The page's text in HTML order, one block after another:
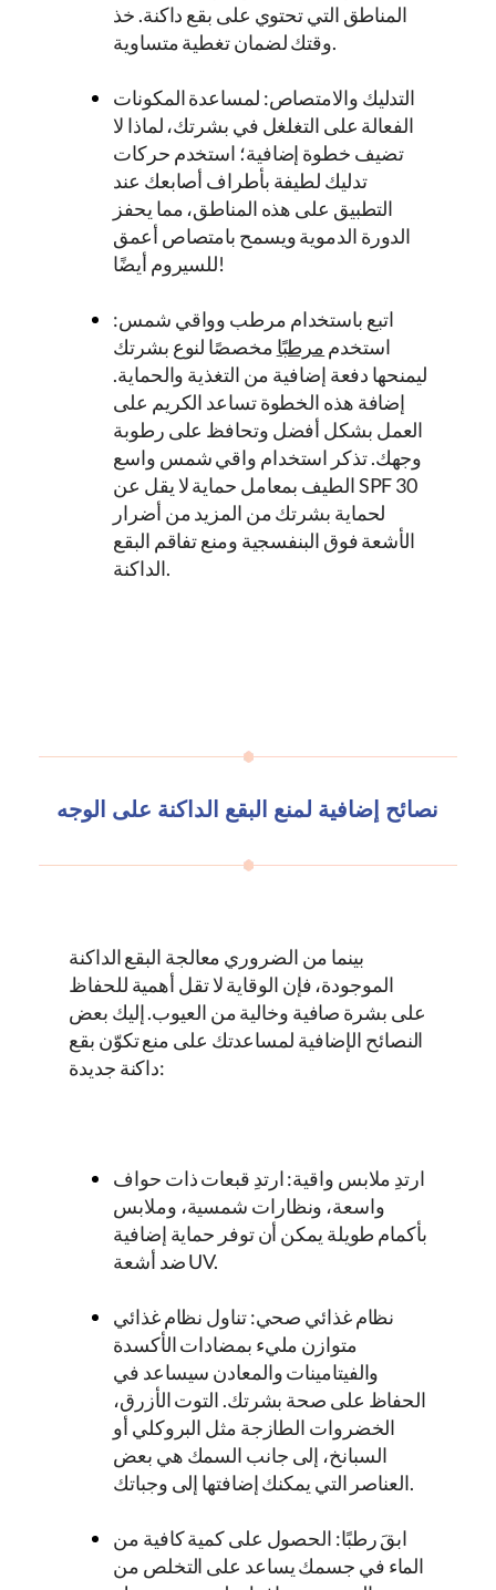
المناطق التي تحتوي على بقع داكنة. خذ
وقتك لضمان تغطية متساوية.
التدليك والامتصاص: لمساعدة المكونات
الفعالة على التغلغل في بشرتك، لماذا لا
تضيف خطوة إضافية؛ استخدم حركات
تدليك لطيفة بأطراف أصابعك عند
التطبيق على هذه المناطق، مما يحفز
الدورة الدموية ويسمح بامتصاص أعمق
للسيروم أيضًا!
اتبع باستخدام مرطب وواقي شمس:
استخدم مرطبًا مخصصًا لنوع بشرتك
ليمنحها دفعة إضافية من التغذية والحماية.
إضافة هذه الخطوة تساعد الكريم على
العمل بشكل أفضل وتحافظ على رطوبة
وجهك. تذكر استخدام واقي شمس واسع
الطيف بمعامل حماية لا يقل عن SPF 30
لحماية بشرتك من المزيد من أضرار
الأشعة فوق البنفسجية ومنع تفاقم البقع
الداكنة.
نصائح إضافية لمنع البقع الداكنة على الوجه
بينما من الضروري معالجة البقع الداكنة
الموجودة، فإن الوقاية لا تقل أهمية للحفاظ
على بشرة صافية وخالية من العيوب. إليك بعض
النصائح الإضافية لمساعدتك على منع تكوّن بقع
داكنة جديدة:
ارتدِ ملابس واقية: ارتدِ قبعات ذات حواف
واسعة، ونظارات شمسية، وملابس
بأكمام طويلة يمكن أن توفر حماية إضافية
ضد أشعة UV.
نظام غذائي صحي: تناول نظام غذائي
متوازن مليء بمضادات الأكسدة
والفيتامينات والمعادن سيساعد في
الحفاظ على صحة بشرتك. التوت الأزرق،
الخضروات الطازجة مثل البروكلي أو
السبانخ، إلى جانب السمك هي بعض
العناصر التي يمكنك إضافتها إلى وجباتك.
ابقَ رطبًا: الحصول على كمية كافية من
الماء في جسمك يساعد على التخلص من